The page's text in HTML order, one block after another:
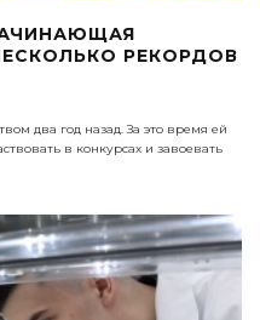
РЕКОРДОВ
два год назад. За это время ей
в конкурсах и завоевать